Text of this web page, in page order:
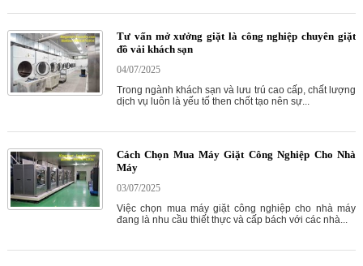
Tư vấn mở xưởng giặt là công nghiệp chuyên giặt
đồ vải khách sạn
04/07/2025
Trong ngành khách sạn và lưu trú cao cấp, chất lượng
dịch vụ luôn là yếu tố then chốt tạo nên sự...
Cách Chọn Mua Máy Giặt Công Nghiệp Cho Nhà
Máy
03/07/2025
Việc chọn mua máy giặt công nghiệp cho nhà máy
đang là nhu cầu thiết thực và cấp bách với các nhà...